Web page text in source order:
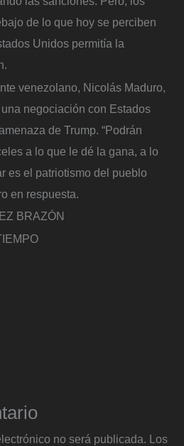
de lo que hoy se perciben
Unidos permitía la
venezolano, Nicolás Maduro,
negociación con Estados
de Trump. “Podrán
a lo que le dé la gana, a lo
es el patriotismo del pueblo
en respuesta.
BRAZÓN
no será publicada. Los